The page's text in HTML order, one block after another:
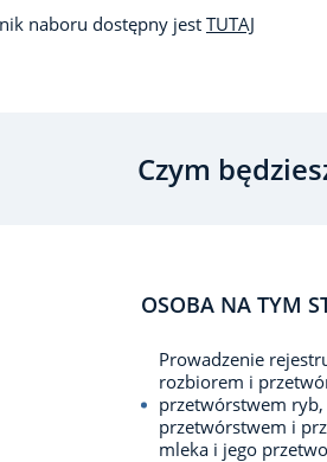
naboru dostępny jest TUTAJ
Czym
OSOBA NA TYM
Prowadzenie
rozbiorem i
przetwórstwem
przetwórstwem i
mleka i jego